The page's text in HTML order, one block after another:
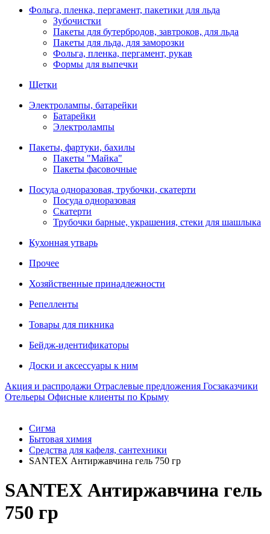
Фольга, пленка, пергамент, пакетики для льда
Зубочистки
Пакеты для бутербродов, завтроков, для льда
Пакеты для льда, для заморозки
Фольга, пленка, пергамент, рукав
Формы для выпечки
Щетки
Электролампы, батарейки
Батарейки
Электролампы
Пакеты, фартуки, бахилы
Пакеты "Майка"
Пакеты фасовочные
Посуда одноразовая, трубочки, скатерти
Посуда одноразовая
Скатерти
Трубочки барные, украшения, стеки для шашлыка
Кухонная утварь
Прочее
Хозяйственные принадлежности
Репелленты
Товары для пикника
Бейдж-идентификаторы
Доски и аксессуары к ним
Акция и распродажи Отраслевые предложения Госзаказчики
Отельеры Офисные клиенты по Крыму
Сигма
Бытовая химия
Средства для кафеля, сантехники
SANTEX Антиржавчина гель 750 гр
SANTEX Антиржавчина гель
750 гр